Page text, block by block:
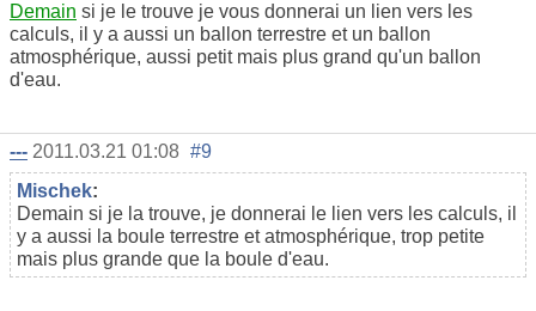
Demain si je le trouve je vous donnerai un lien vers les
calculs, il y a aussi un ballon terrestre et un ballon
atmosphérique, aussi petit mais plus grand qu'un ballon
d'eau.
--- 2011.03.21 01:08 #9
Mischek:
Demain si je la trouve, je donnerai le lien vers les calculs, il
y a aussi la boule terrestre et atmosphérique, trop petite
mais plus grande que la boule d'eau.